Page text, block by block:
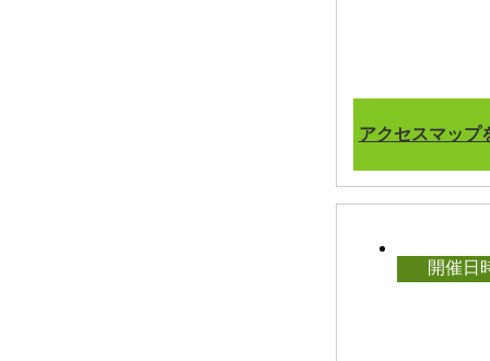
アクセスマップ
開催日